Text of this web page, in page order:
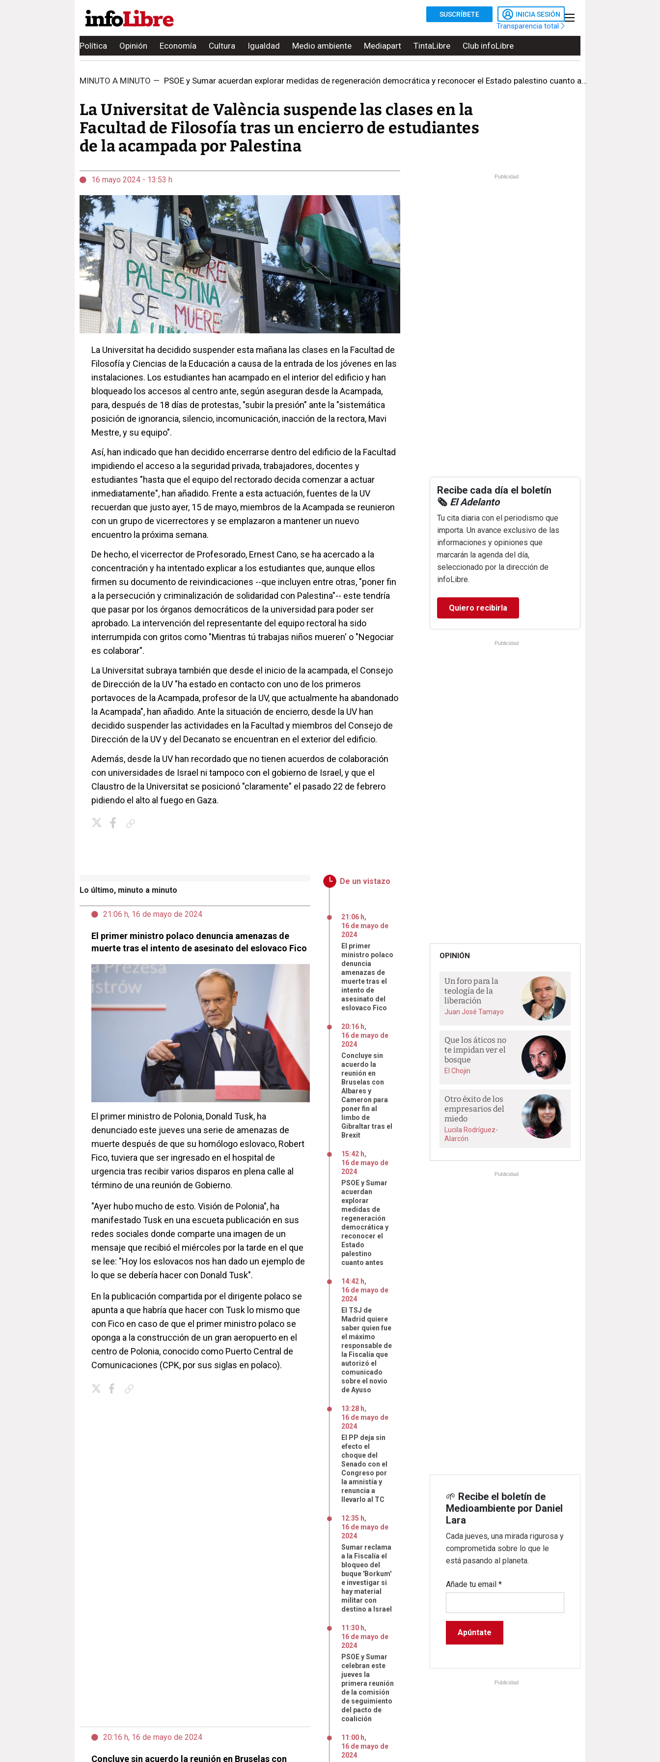
SUSCRÍBETE INICIA SESIÓN
Transparencia total
Política Opinión Economía Cultura Igualdad Medio ambiente Mediapart TintaLibre Club infoLibre
MINUTO A MINUTO — PSOE y Sumar acuerdan explorar medidas de regeneración democrática y reconocer el Estado palestino cuanto antes
La Universitat de València suspende las clases en la
Facultad de Filosofía tras un encierro de estudiantes
de la acampada por Palestina
16 mayo 2024 - 13:53 h
La Universitat ha decidido suspender esta mañana las clases en la Facultad de
Filosofía y Ciencias de la Educación a causa de la entrada de los jóvenes en las
instalaciones. Los estudiantes han acampado en el interior del edificio y han
bloqueado los accesos al centro ante, según aseguran desde la Acampada,
para, después de 18 días de protestas, "subir la presión" ante la "sistemática
posición de ignorancia, silencio, incomunicación, inacción de la rectora, Mavi
Mestre, y su equipo".
Así, han indicado que han decidido encerrarse dentro del edificio de la Facultad
impidiendo el acceso a la seguridad privada, trabajadores, docentes y
estudiantes "hasta que el equipo del rectorado decida comenzar a actuar
inmediatamente", han añadido. Frente a esta actuación, fuentes de la UV
recuerdan que justo ayer, 15 de mayo, miembros de la Acampada se reunieron
con un grupo de vicerrectores y se emplazaron a mantener un nuevo
encuentro la próxima semana.
De hecho, el vicerrector de Profesorado, Ernest Cano, se ha acercado a la
concentración y ha intentado explicar a los estudiantes que, aunque ellos
firmen su documento de reivindicaciones --que incluyen entre otras, "poner fin
a la persecución y criminalización de solidaridad con Palestina"-- este tendría
que pasar por los órganos democráticos de la universidad para poder ser
aprobado. La intervención del representante del equipo rectoral ha sido
interrumpida con gritos como "Mientras tú trabajas niños mueren' o "Negociar
es colaborar".
La Universitat subraya también que desde el inicio de la acampada, el Consejo
de Dirección de la UV "ha estado en contacto con uno de los primeros
portavoces de la Acampada, profesor de la UV, que actualmente ha abandonado
la Acampada", han añadido. Ante la situación de encierro, desde la UV han
decidido suspender las actividades en la Facultad y miembros del Consejo de
Dirección de la UV y del Decanato se encuentran en el exterior del edificio.
Además, desde la UV han recordado que no tienen acuerdos de colaboración
con universidades de Israel ni tampoco con el gobierno de Israel, y que el
Claustro de la Universitat se posicionó "claramente" el pasado 22 de febrero
pidiendo el alto al fuego en Gaza.
Lo último, minuto a minuto
21:06 h, 16 de mayo de 2024
El primer ministro polaco denuncia amenazas de
muerte tras el intento de asesinato del eslovaco Fico
El primer ministro de Polonia, Donald Tusk, ha
denunciado este jueves una serie de amenazas de
muerte después de que su homólogo eslovaco, Robert
Fico, tuviera que ser ingresado en el hospital de
urgencia tras recibir varios disparos en plena calle al
término de una reunión de Gobierno.
"Ayer hubo mucho de esto. Visión de Polonia", ha
manifestado Tusk en una escueta publicación en sus
redes sociales donde comparte una imagen de un
mensaje que recibió el miércoles por la tarde en el que
se lee: "Hoy los eslovacos nos han dado un ejemplo de
lo que se debería hacer con Donald Tusk".
En la publicación compartida por el dirigente polaco se
apunta a que habría que hacer con Tusk lo mismo que
con Fico en caso de que el primer ministro polaco se
oponga a la construcción de un gran aeropuerto en el
centro de Polonia, conocido como Puerto Central de
Comunicaciones (CPK, por sus siglas en polaco).
20:16 h, 16 de mayo de 2024
Concluye sin acuerdo la reunión en Bruselas con
De un vistazo
21:06 h,
16 de mayo de
2024
El primer
ministro polaco
denuncia
amenazas de
muerte tras el
intento de
asesinato del
eslovaco Fico
20:16 h,
16 de mayo de
2024
Concluye sin
acuerdo la
reunión en
Bruselas con
Albares y
Cameron para
poner fin al
limbo de
Gibraltar tras el
Brexit
15:42 h,
16 de mayo de
2024
PSOE y Sumar
acuerdan
explorar
medidas de
regeneración
democrática y
reconocer el
Estado
palestino
cuanto antes
14:42 h,
16 de mayo de
2024
El TSJ de
Madrid quiere
saber quien fue
el máximo
responsable de
la Fiscalía que
autorizó el
comunicado
sobre el novio
de Ayuso
13:28 h,
16 de mayo de
2024
El PP deja sin
efecto el
choque del
Senado con el
Congreso por
la amnistía y
renuncia a
llevarlo al TC
12:35 h,
16 de mayo de
2024
Sumar reclama
a la Fiscalía el
bloqueo del
buque 'Borkum'
e investigar si
hay material
militar con
destino a Israel
11:30 h,
16 de mayo de
2024
PSOE y Sumar
celebran este
jueves la
primera reunión
de la comisión
de seguimiento
del pacto de
coalición
11:00 h,
16 de mayo de
2024
Publicidad
Recibe cada día el boletín
🗞️ El Adelanto
Tu cita diaria con el periodismo que
importa. Un avance exclusivo de las
informaciones y opiniones que
marcarán la agenda del día,
seleccionado por la dirección de
infoLibre.
Quiero recibirla
Publicidad
OPINIÓN
Un foro para la
teología de la
liberación
Juan José Tamayo
Que los áticos no
te impidan ver el
bosque
El Chojin
Otro éxito de los
empresarios del
miedo
Lucila Rodríguez-
Alarcón
Publicidad
🌱 Recibe el boletín de
Medioambiente por Daniel
Lara
Cada jueves, una mirada rigurosa y
comprometida sobre lo que le
está pasando al planeta.
Añade tu email*
Publicidad